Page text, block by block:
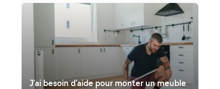
J'ai besoin d'aide pour monter un meuble